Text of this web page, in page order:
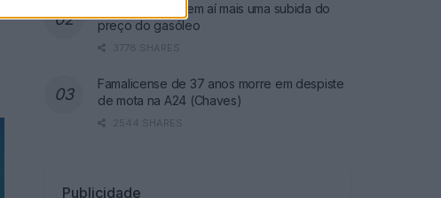
Combustíveis: Vem aí mais uma subida do
preço do gasóleo
3778 SHARES
Famalicense de 37 anos morre em despiste
de mota na A24 (Chaves)
2544 SHARES
Publicidade